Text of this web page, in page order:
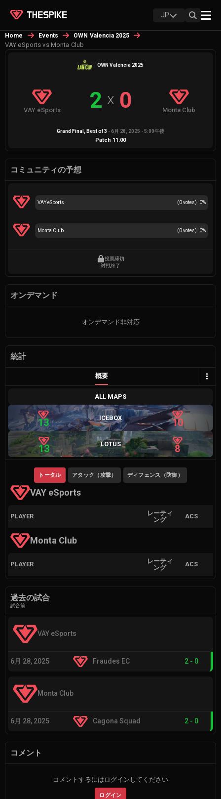
JP
Home Events OWN Valencia 2025
VAY eSports vs Monta Club
OWN Valencia 2025
VAY eSports 2 X 0 Monta Club
Grand Final , Best of3 -6月 28, 2025 - 5:00午後
Patch 11.00
コミュニティの予想
(0votes) 0%
VAY eSports
(0votes) 0%
Monta Club
投票締切
対戦終了
オンデマンド
オンデマンド非対応
統計
概要
ALL MAPS
13 ICEBOX 10
13 LOTUS 8
VAY eSports
トータル アタック（攻撃） ディフェンス（防御）
PLAYER
レーティ
ング
ACS
Monta Club
PLAYER
レーティ
ング
ACS
過去の試合
試合前
VAY eSports
6月 28, 2025 Fraudes EC 2 - 0
Monta Club
6月 28, 2025 Cagona Squad 2 - 0
コメント
コメントするにはログインしてください
ログイン